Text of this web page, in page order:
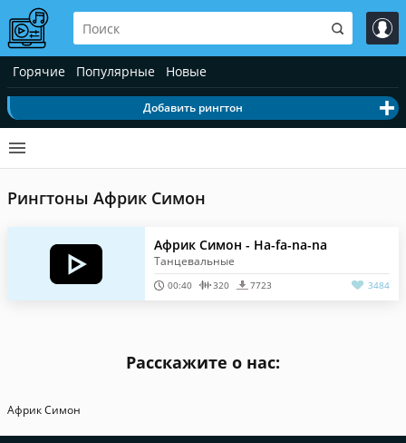
Горячие Популярные Новые
Добавить рингтон
Рингтоны Африк Симон
Африк Симон - Ha-fa-na-na
Танцевальные
00:40 320 7723 3484
Расскажите о нас:
Африк Симон